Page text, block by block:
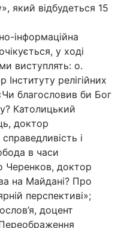
Світ
Львів
Харків
який відбудеться 15
інформаційна
у ході
виступлять: о.
релігійних
благословив би Бог
Католицький
доктор
і
в часи
Черенков, доктор
на Майдані? Про
перспективі»;
доцент